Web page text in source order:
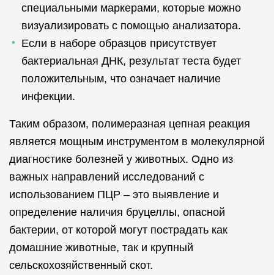
специальными маркерами, которые можно
визуализировать с помощью анализатора.
Если в наборе образцов присутствует
бактериальная ДНК, результат теста будет
положительным, что означает наличие
инфекции.
Таким образом, полимеразная цепная реакция
является мощным инструментом в молекулярной
диагностике болезней у животных. Одно из
важных направлений исследований с
использованием ПЦР – это выявление и
определение наличия бруцеллы, опасной
бактерии, от которой могут пострадать как
домашние животные, так и крупный
сельскохозяйственный скот.